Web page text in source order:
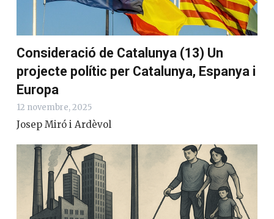
Consideració de Catalunya (13) Un
projecte polític per Catalunya, Espanya i
Europa
12 novembre, 2025
Josep Miró i Ardèvol